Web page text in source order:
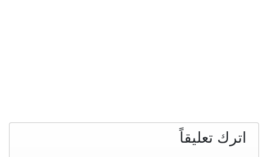
اترك تعليقاً